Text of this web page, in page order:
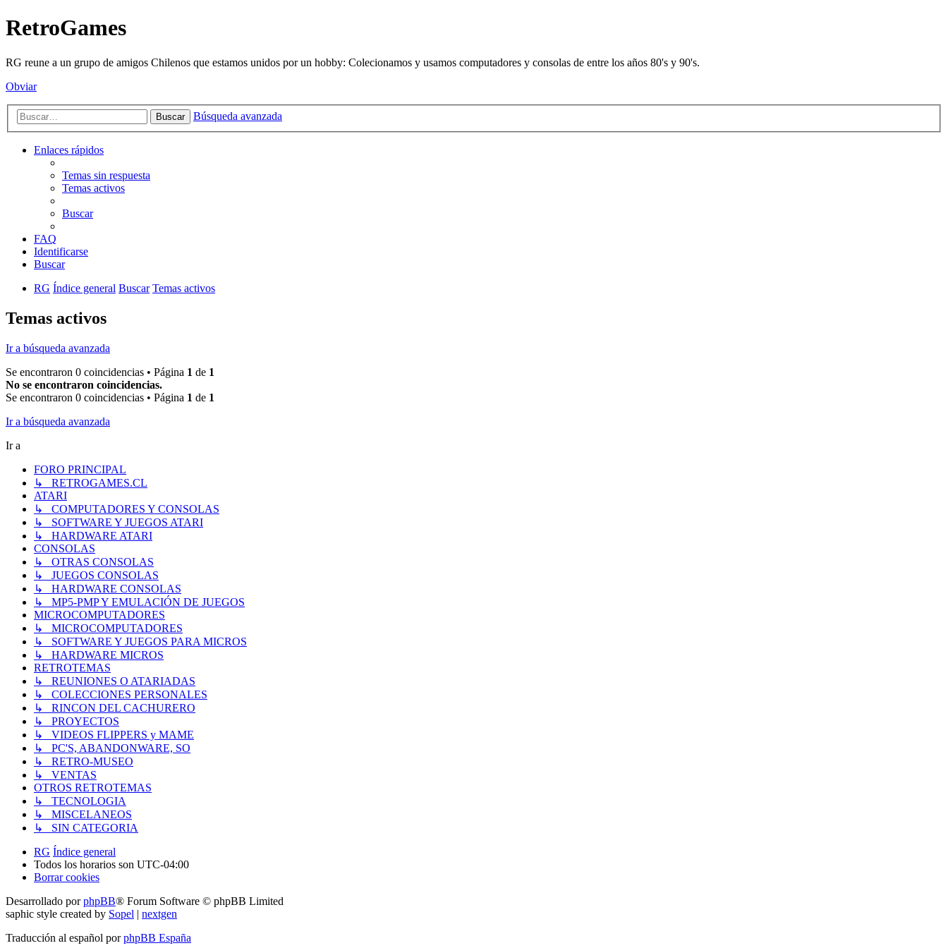
RetroGames
RG reune a un grupo de amigos Chilenos que estamos unidos por un hobby: Colecionamos y usamos computadores y consolas de entre los años 80's y 90's.
Obviar
Buscar Búsqueda avanzada
Enlaces rápidos
Temas sin respuesta
Temas activos
Buscar
FAQ
Identificarse
Buscar
RG Índice general Buscar Temas activos
Temas activos
Ir a búsqueda avanzada
Se encontraron 0 coincidencias • Página 1 de 1
No se encontraron coincidencias.
Se encontraron 0 coincidencias • Página 1 de 1
Ir a búsqueda avanzada
Ir a
FORO PRINCIPAL
↳ RETROGAMES.CL
ATARI
↳ COMPUTADORES Y CONSOLAS
↳ SOFTWARE Y JUEGOS ATARI
↳ HARDWARE ATARI
CONSOLAS
↳ OTRAS CONSOLAS
↳ JUEGOS CONSOLAS
↳ HARDWARE CONSOLAS
↳ MP5-PMP Y EMULACIÓN DE JUEGOS
MICROCOMPUTADORES
↳ MICROCOMPUTADORES
↳ SOFTWARE Y JUEGOS PARA MICROS
↳ HARDWARE MICROS
RETROTEMAS
↳ REUNIONES O ATARIADAS
↳ COLECCIONES PERSONALES
↳ RINCON DEL CACHURERO
↳ PROYECTOS
↳ VIDEOS FLIPPERS y MAME
↳ PC'S, ABANDONWARE, SO
↳ RETRO-MUSEO
↳ VENTAS
OTROS RETROTEMAS
↳ TECNOLOGIA
↳ MISCELANEOS
↳ SIN CATEGORIA
RG Índice general
Todos los horarios son UTC-04:00
Borrar cookies
Desarrollado porphpBB® Forum Software © phpBB Limited
saphic style created by Sopel | nextgen
Traducción al español porphpBB España